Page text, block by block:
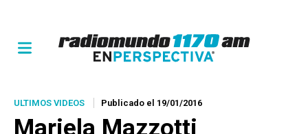
ULTIMOS VIDEOS Publicado el 19/01/2016
Mariela Mazzotti